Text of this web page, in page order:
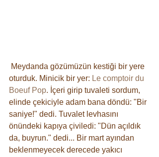
oturduk. Minicik bir yer: Le comptoir du
Boeuf Pop. İçeri girip tuvaleti sordum,
elinde çekiciyle adam bana döndü: "Bir
saniye!" dedi. Tuvalet levhasını
önündeki kapıya çiviledi: "Dün açıldık
da, buyrun." dedi... Bir mart ayından
beklenmeyecek derecede yakıcı